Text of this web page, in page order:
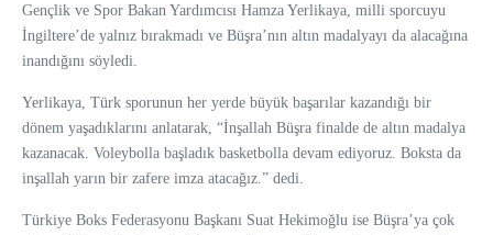
Gençlik ve Spor Bakan Yardımcısı Hamza Yerlikaya, milli sporcuyu
İngiltere’de yalnız bırakmadı ve Büşra’nın altın madalyayı da alacağına
inandığını söyledi.
Yerlikaya, Türk sporunun her yerde büyük başarılar kazandığı bir
dönem yaşadıklarını anlatarak, “İnşallah Büşra finalde de altın madalya
kazanacak. Voleybolla başladık basketbolla devam ediyoruz. Boksta da
inşallah yarın bir zafere imza atacağız.” dedi.
Türkiye Boks Federasyonu Başkanı Suat Hekimoğlu ise Büşra’ya çok